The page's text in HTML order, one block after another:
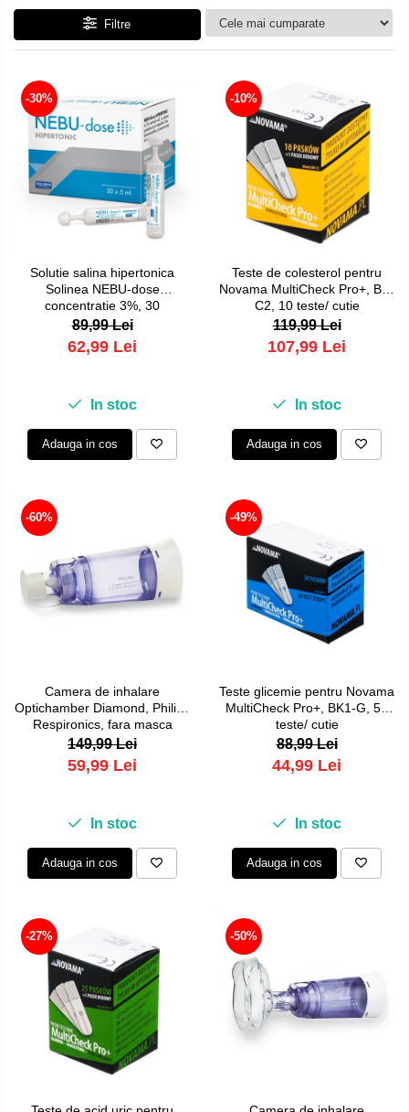
Filtre
-30%
Solutie salina hipertonica
Solinea NEBU-dose
concentratie 3%, 30
monodoze x 5 ml
89,99 Lei
62,99 Lei
In stoc
Adauga in cos
-10%
Teste de colesterol pentru
Novama MultiCheck Pro+, BK-
C2, 10 teste/ cutie
119,99 Lei
107,99 Lei
In stoc
Adauga in cos
-60%
Camera de inhalare
Optichamber Diamond, Philips
Respironics, fara masca
149,99 Lei
59,99 Lei
In stoc
Adauga in cos
-49%
Teste glicemie pentru Novama
MultiCheck Pro+, BK1-G, 50
teste/ cutie
88,99 Lei
44,99 Lei
In stoc
Adauga in cos
-27% -50%